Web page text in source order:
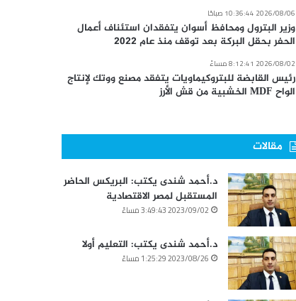
2026/08/06 10:36:44 صباحًا
وزير البترول ومحافظ أسوان يتفقدان استئناف أعمال
الحفر بحقل البركة بعد توقف منذ عام 2022
2026/08/02 8:12:41 مساءً
رئيس القابضة للبتروكيماويات يتفقد مصنع ووتك لإنتاج
الواح MDF الخشبية من قش الأرز
مقالات
د.أحمد شندى يكتب: البريكس الحاضر
المستقبل لمصر الاقتصادية
2023/09/02 3:49:43 مساءً
د.أحمد شندى يكتب: التعليم أولا
2023/08/26 1:25:29 مساءً